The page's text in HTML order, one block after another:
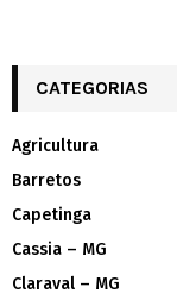
CATEGORIAS
Agricultura
Barretos
Capetinga
Cassia – MG
Claraval – MG